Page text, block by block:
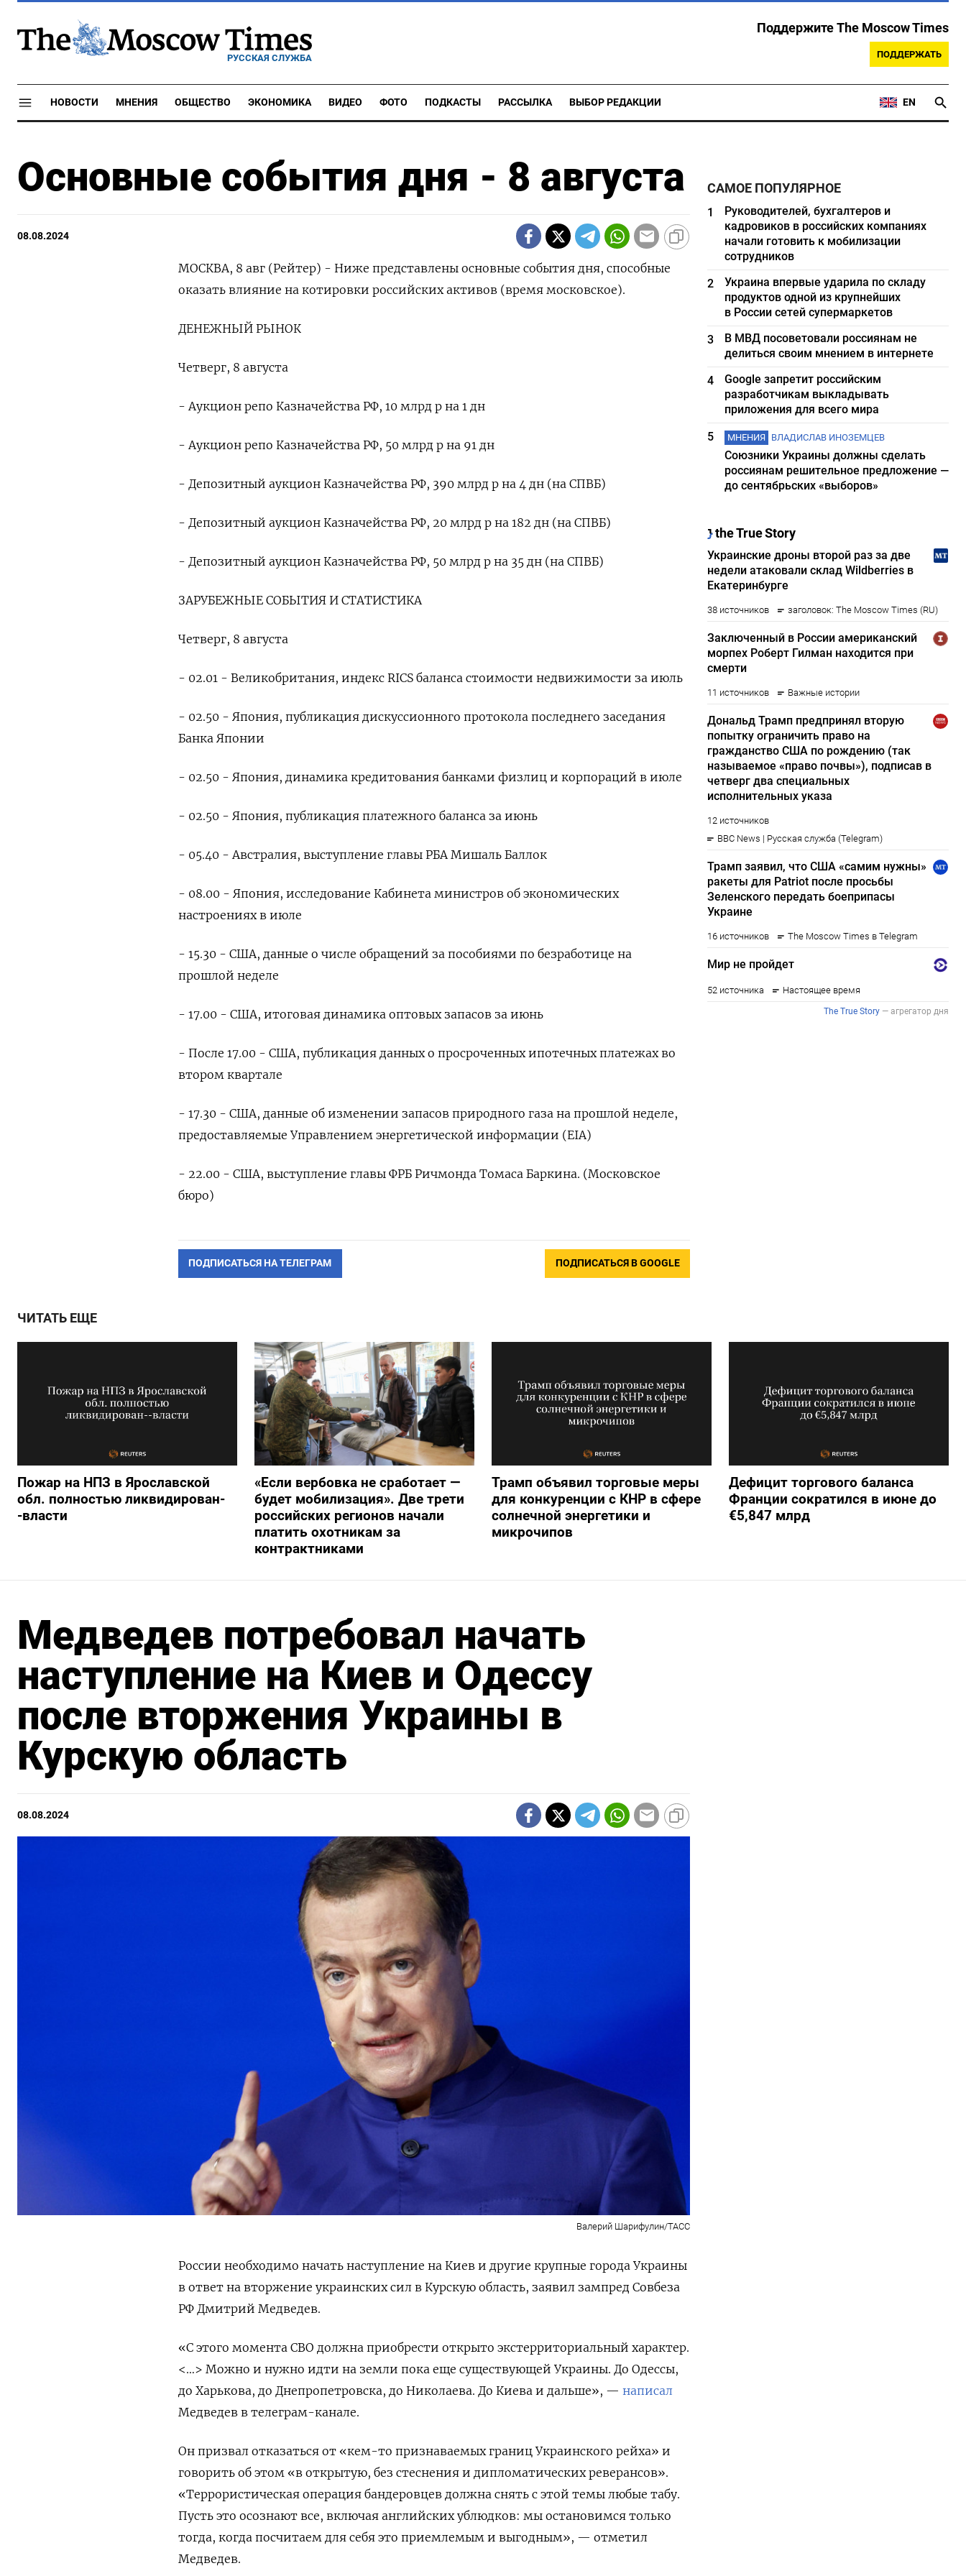
РУССКАЯ СЛУЖБА
Поддержите The Moscow Times
ПОДДЕРЖАТЬ
НОВОСТИ МНЕНИЯ ОБЩЕСТВО ЭКОНОМИКА ВИДЕО ФОТО ПОДКАСТЫ РАССЫЛКА ВЫБОР РЕДАКЦИИ EN
Основные события дня - 8 августа
08.08.2024
МОСКВА, 8 авг (Рейтер) - Ниже представлены основные события дня, способные
оказать влияние на котировки российских активов (время московское).
ДЕНЕЖНЫЙ РЫНОК
Четверг, 8 августа
- Аукцион репо Казначейства РФ, 10 млрд р на 1 дн
- Аукцион репо Казначейства РФ, 50 млрд р на 91 дн
- Депозитный аукцион Казначейства РФ, 390 млрд р на 4 дн (на СПВБ)
- Депозитный аукцион Казначейства РФ, 20 млрд р на 182 дн (на СПВБ)
- Депозитный аукцион Казначейства РФ, 50 млрд р на 35 дн (на СПВБ)
ЗАРУБЕЖНЫЕ СОБЫТИЯ И СТАТИСТИКА
Четверг, 8 августа
- 02.01 - Великобритания, индекс RICS баланса стоимости недвижимости за июль
- 02.50 - Япония, публикация дискуссионного протокола последнего заседания
Банка Японии
- 02.50 - Япония, динамика кредитования банками физлиц и корпораций в июле
- 02.50 - Япония, публикация платежного баланса за июнь
- 05.40 - Австралия, выступление главы РБА Мишаль Баллок
- 08.00 - Япония, исследование Кабинета министров об экономических
настроениях в июле
- 15.30 - США, данные о числе обращений за пособиями по безработице на
прошлой неделе
- 17.00 - США, итоговая динамика оптовых запасов за июнь
- После 17.00 - США, публикация данных о просроченных ипотечных платежах во
втором квартале
- 17.30 - США, данные об изменении запасов природного газа на прошлой неделе,
предоставляемые Управлением энергетической информации (EIA)
- 22.00 - США, выступление главы ФРБ Ричмонда Томаса Баркина. (Московское
бюро)
ПОДПИСАТЬСЯ НА ТЕЛЕГРАМ ПОДПИСАТЬСЯ В GOOGLE
САМОЕ ПОПУЛЯРНОЕ
1
Руководителей, бухгалтеров и
кадровиков в российских компаниях
начали готовить к мобилизации
сотрудников
2
Украина впервые ударила по складу
продуктов одной из крупнейших
в России сетей супермаркетов
3
В МВД посоветовали россиянам не
делиться своим мнением в интернете
4
Google запретит российским
разработчикам выкладывать
приложения для всего мира
5
МНЕНИЯ ВЛАДИСЛАВ ИНОЗЕМЦЕВ
Союзники Украины должны сделать
россиянам решительное предложение —
до сентябрьских «выборов»
ЧИТАТЬ ЕЩЕ
Пожар на НПЗ в Ярославской
обл. полностью ликвидирован-
-власти
«Если вербовка не сработает —
будет мобилизация». Две трети
российских регионов начали
платить охотникам за
контрактниками
Трамп объявил торговые меры
для конкуренции с КНР в сфере
солнечной энергетики и
микрочипов
Дефицит торгового баланса
Франции сократился в июне до
€5,847 млрд
Медведев потребовал начать
наступление на Киев и Одессу
после вторжения Украины в
Курскую область
08.08.2024
Валерий Шарифулин/ТАСС
России необходимо начать наступление на Киев и другие крупные города Украины
в ответ на вторжение украинских сил в Курскую область, заявил зампред Совбеза
РФ Дмитрий Медведев.
«С этого момента СВО должна приобрести открыто экстерриториальный характер.
<…> Можно и нужно идти на земли пока еще существующей Украины. До Одессы,
до Харькова, до Днепропетровска, до Николаева. До Киева и дальше», — написал
Медведев в телеграм-канале.
Он призвал отказаться от «кем-то признаваемых границ Украинского рейха» и
говорить об этом «в открытую, без стеснения и дипломатических реверансов».
«Террористическая операция бандеровцев должна снять с этой темы любые табу.
Пусть это осознают все, включая английских ублюдков: мы остановимся только
тогда, когда посчитаем для себя это приемлемым и выгодным», — отметил
Медведев.